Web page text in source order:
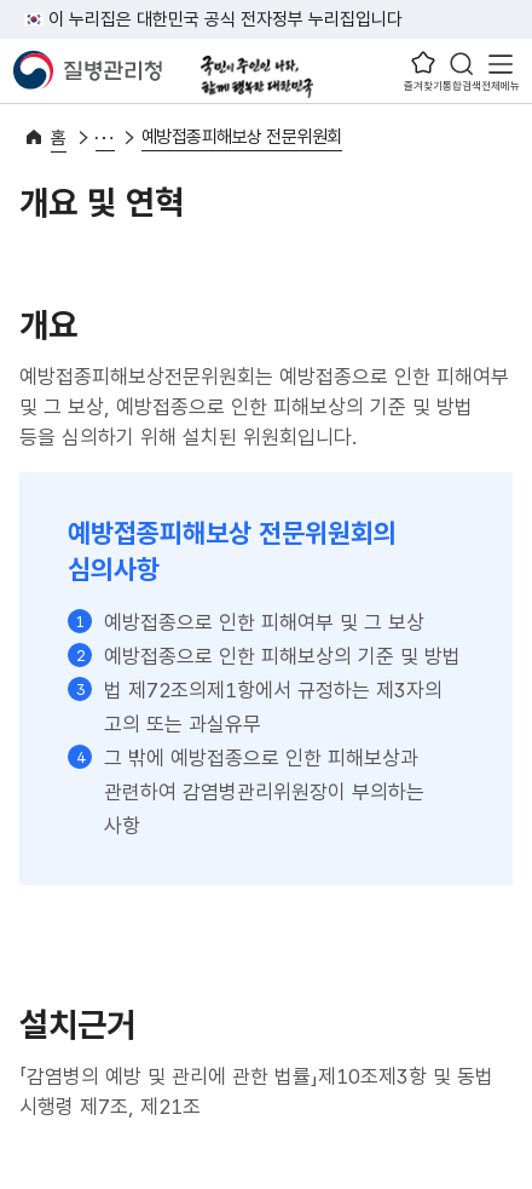
이 누리집은 대한민국 공식 전자정부 누리집입니다
즐겨찾기통합검색전체메뉴
홈 예방접종피해보상 전문위원회
개요 및 연혁
개요
예방접종피해보상전문위원회는 예방접종으로 인한 피해여부
및 그 보상, 예방접종으로 인한 피해보상의 기준 및 방법
등을 심의하기 위해 설치된 위원회입니다.
예방접종피해보상 전문위원회의
심의사항
예방접종으로 인한 피해여부 및 그 보상
예방접종으로 인한 피해보상의 기준 및 방법
법 제72조의제1항에서 규정하는 제3자의
고의 또는 과실유무
그 밖에 예방접종으로 인한 피해보상과
관련하여 감염병관리위원장이 부의하는
사항
설치근거
「감염병의 예방 및 관리에 관한 법률」제10조제3항 및 동법
시행령 제7조, 제21조